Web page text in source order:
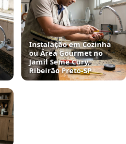
Instalação em Cozinha
ou Área Gourmet no
Jamil Seme Cury,
Ribeirão Preto‑SP